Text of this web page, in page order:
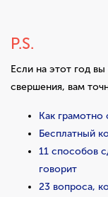
P.S.
Если на этот год
свершения, вам
Как грамотно
Бесплатный
11 способов
говорит
23 вопроса,